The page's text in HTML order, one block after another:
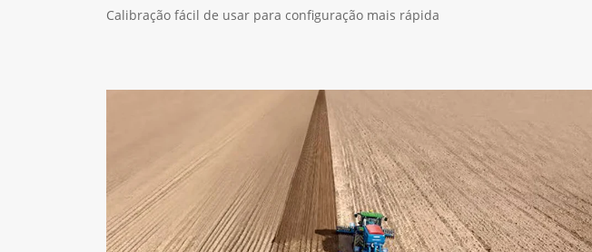
Calibração fácil de usar para configuração mais rápida